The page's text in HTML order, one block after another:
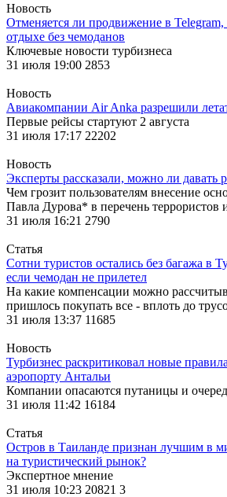
Новость
Отменяется ли продвижение в Telegram,
отдыхе без чемоданов
Ключевые новости турбизнеса
31 июля 19:00 2853
Новость
Авиакомпании Air Anka разрешили
Первые рейсы стартуют 2 августа
31 июля 17:17 22202
Новость
Эксперты рассказали, можно ли давать
Чем грозит пользователям внесение
Павла Дурова* в перечень террористов
31 июля 16:21 2790
Статья
Сотни туристов остались без багажа в
если чемодан не прилетел
На какие компенсации можно
пришлось покупать все - вплоть до
31 июля 13:37 11685
Новость
Турбизнес раскритиковал новые
аэропорту Антальи
Компании опасаются путаницы и
31 июля 11:42 16184
Статья
Остров в Таиланде признан лучшим в
на туристический рынок?
Экспертное мнение
31 июля 10:23 20821 3